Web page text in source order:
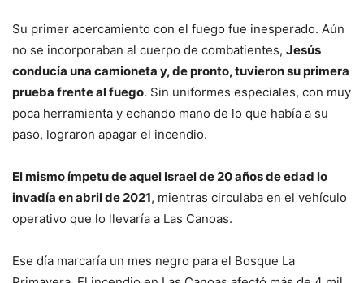
Su primer acercamiento con el fuego fue inesperado. Aún
no se incorporaban al cuerpo de combatientes, Jesús
conducía una camioneta y, de pronto, tuvieron su primera
prueba frente al fuego. Sin uniformes especiales, con muy
poca herramienta y echando mano de lo que había a su
paso, lograron apagar el incendio.
El mismo ímpetu de aquel Israel de 20 años de edad lo
invadía en abril de 2021, mientras circulaba en el vehículo
operativo que lo llevaría a Las Canoas.
Ese día marcaría un mes negro para el Bosque La